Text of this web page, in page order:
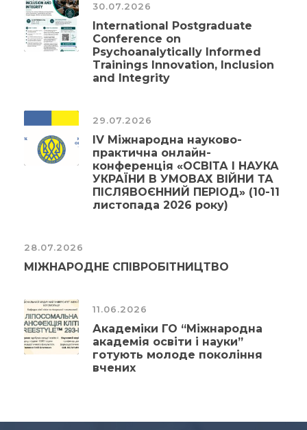
30.07.2026
International Postgraduate
Conference on
Psychoanalytically Informed
Trainings Innovation, Inclusion
and Integrity
29.07.2026
ІV Міжнародна науково-
практична онлайн-
конференція «ОСВІТА І НАУКА
УКРАЇНИ В УМОВАХ ВІЙНИ ТА
ПІСЛЯВОЄННИЙ ПЕРІОД» (10-11
листопада 2026 року)
28.07.2026
МІЖНАРОДНЕ СПІВРОБІТНИЦТВО
11.06.2026
Академіки ГО “Міжнародна
академія освіти і науки”
готують молоде покоління
вчених